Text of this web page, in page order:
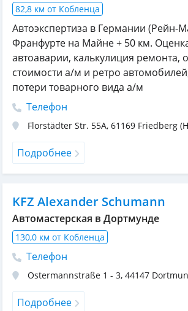
82,8 км от Кобленца
Автоэкспертиза в Германии (Рейн-
Франфурте на Майне + 50 км.
автоаварии, калькулиция ремонта,
стоимости а/м и ретро
потери товарного вида а/м
Телефон
Florstädter Str. 55A, 61169 Friedberg
Подробнее
KFZ Alexander Schumann
Автомастерская в Дортмунде
130,0 км от Кобленца
Телефон
Ostermannstraße 1 - 3, 44147
Подробнее